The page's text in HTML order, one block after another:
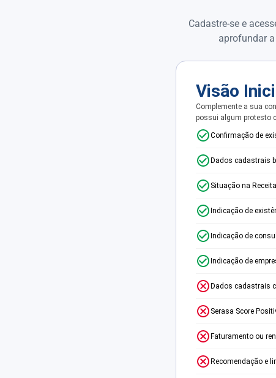
Cadastre-se e
aprofundar
Visão
Complemente a sua
possui algum protesto
Confirmação de
Dados cadastrais
Situação na Receita
Indicação de
Indicação de
Indicação de
Dados cadastrais
Serasa Score
Faturamento ou
Recomendação e